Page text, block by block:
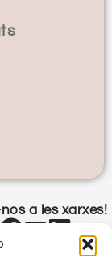
a les xarxes!